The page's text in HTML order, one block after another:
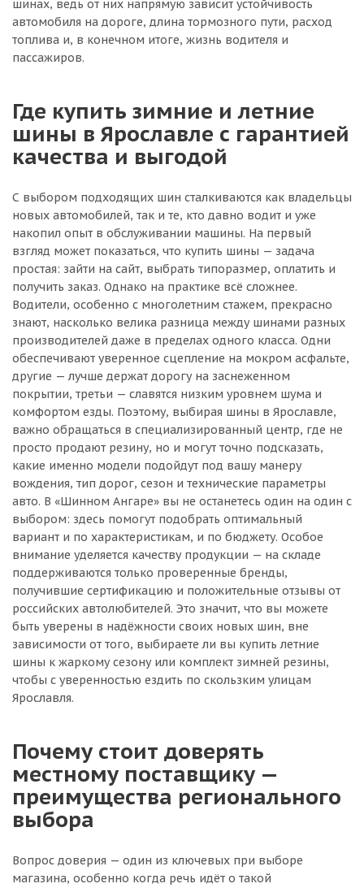
шинах, ведь от них напрямую зависит устойчивость
автомобиля на дороге, длина тормозного пути, расход
топлива и, в конечном итоге, жизнь водителя и
пассажиров.
Где купить зимние и летние
шины в Ярославле с гарантией
качества и выгодой
С выбором подходящих шин сталкиваются как владельцы
новых автомобилей, так и те, кто давно водит и уже
накопил опыт в обслуживании машины. На первый
взгляд может показаться, что купить шины — задача
простая: зайти на сайт, выбрать типоразмер, оплатить и
получить заказ. Однако на практике всё сложнее.
Водители, особенно с многолетним стажем, прекрасно
знают, насколько велика разница между шинами разных
производителей даже в пределах одного класса. Одни
обеспечивают уверенное сцепление на мокром асфальте,
другие — лучше держат дорогу на заснеженном
покрытии, третьи — славятся низким уровнем шума и
комфортом езды. Поэтому, выбирая шины в Ярославле,
важно обращаться в специализированный центр, где не
просто продают резину, но и могут точно подсказать,
какие именно модели подойдут под вашу манеру
вождения, тип дорог, сезон и технические параметры
авто. В «Шинном Ангаре» вы не останетесь один на один с
выбором: здесь помогут подобрать оптимальный
вариант и по характеристикам, и по бюджету. Особое
внимание уделяется качеству продукции — на складе
поддерживаются только проверенные бренды,
получившие сертификацию и положительные отзывы от
российских автолюбителей. Это значит, что вы можете
быть уверены в надёжности своих новых шин, вне
зависимости от того, выбираете ли вы купить летние
шины к жаркому сезону или комплект зимней резины,
чтобы с уверенностью ездить по скользким улицам
Ярославля.
Почему стоит доверять
местному поставщику —
преимущества регионального
выбора
Вопрос доверия — один из ключевых при выборе
магазина, особенно когда речь идёт о такой